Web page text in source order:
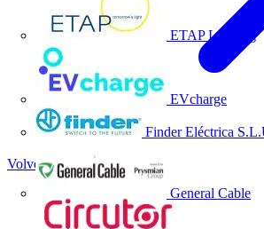
ETAP Lighting
EVcharge
Finder Eléctrica
General Cable
Volver a Socios